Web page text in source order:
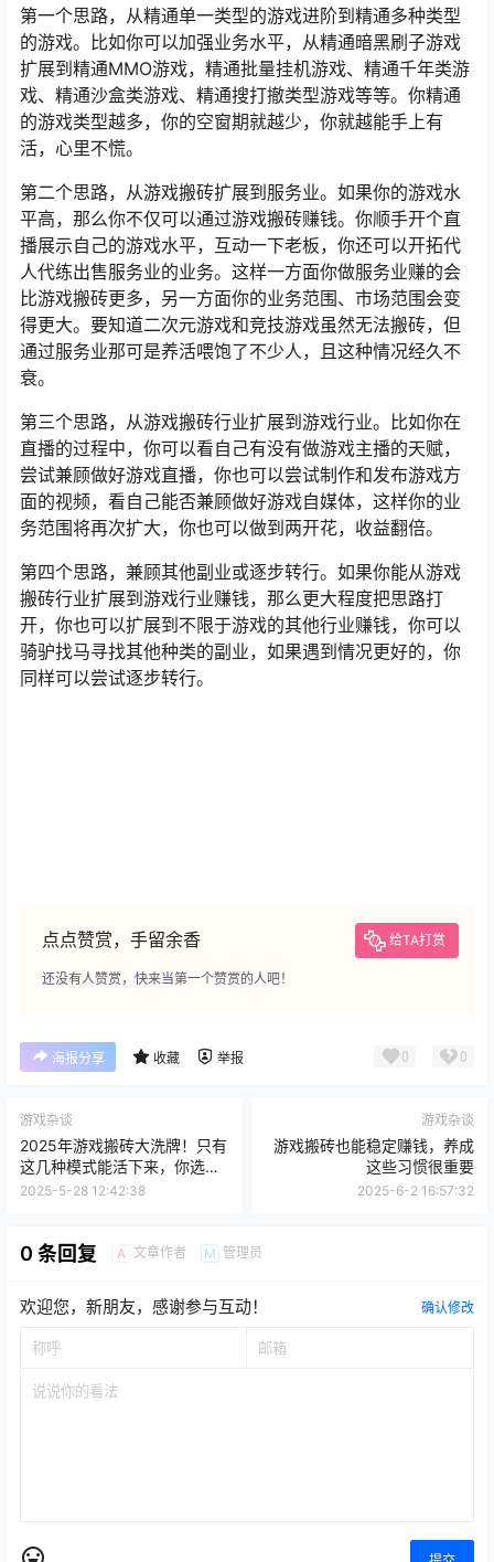
第一个思路，从精通单一类型的游戏进阶到精通多种类型
的游戏。比如你可以加强业务水平，从精通暗黑刷子游戏
扩展到精通MMO游戏，精通批量挂机游戏、精通千年类游
戏、精通沙盒类游戏、精通搜打撤类型游戏等等。你精通
的游戏类型越多，你的空窗期就越少，你就越能手上有
活，心里不慌。
第二个思路，从游戏搬砖扩展到服务业。如果你的游戏水
平高，那么你不仅可以通过游戏搬砖赚钱。你顺手开个直
播展示自己的游戏水平，互动一下老板，你还可以开拓代
人代练出售服务业的业务。这样一方面你做服务业赚的会
比游戏搬砖更多，另一方面你的业务范围、市场范围会变
得更大。要知道二次元游戏和竞技游戏虽然无法搬砖，但
通过服务业那可是养活喂饱了不少人，且这种情况经久不
衰。
第三个思路，从游戏搬砖行业扩展到游戏行业。比如你在
直播的过程中，你可以看自己有没有做游戏主播的天赋，
尝试兼顾做好游戏直播，你也可以尝试制作和发布游戏方
面的视频，看自己能否兼顾做好游戏自媒体，这样你的业
务范围将再次扩大，你也可以做到两开花，收益翻倍。
第四个思路，兼顾其他副业或逐步转行。如果你能从游戏
搬砖行业扩展到游戏行业赚钱，那么更大程度把思路打
开，你也可以扩展到不限于游戏的其他行业赚钱，你可以
骑驴找马寻找其他种类的副业，如果遇到情况更好的，你
同样可以尝试逐步转行。
点点赞赏，手留余香 给TA打赏
还没有人赞赏，快来当第一个赞赏的人吧！
海报分享 收藏 举报 0 0
游戏杂谈
2025年游戏搬砖大洗牌！只有
这几种模式能活下来，你选对
了吗？
2025-5-28 12:42:38
游戏杂谈
游戏搬砖也能稳定赚钱，养成
这些习惯很重要
2025-6-2 16:57:32
0 条回复 A 文章作者 M 管理员
欢迎您，新朋友，感谢参与互动！ 确认修改